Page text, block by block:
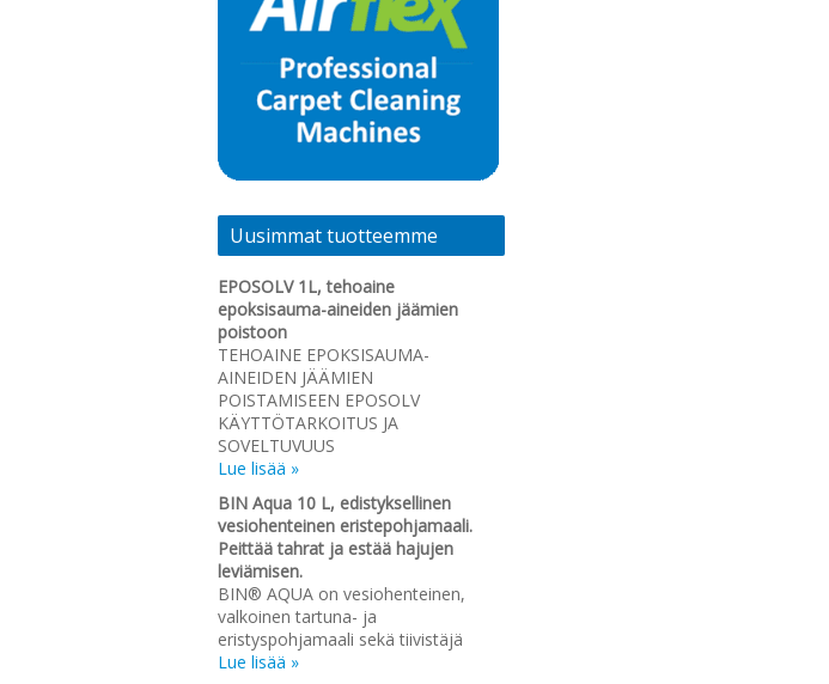
Uusimmat tuotteemme
EPOSOLV 1L, tehoaine
epoksisauma-aineiden jäämien
poistoon
TEHOAINE EPOKSISAUMA-
AINEIDEN JÄÄMIEN
POISTAMISEEN EPOSOLV
KÄYTTÖTARKOITUS JA
SOVELTUVUUS
Lue lisää »
BIN Aqua 10 L, edistyksellinen
vesiohenteinen eristepohjamaali.
Peittää tahrat ja estää hajujen
leviämisen.
BIN® AQUA on vesiohenteinen,
valkoinen tartuna- ja
eristyspohjamaali sekä tiivistäjä
Lue lisää »